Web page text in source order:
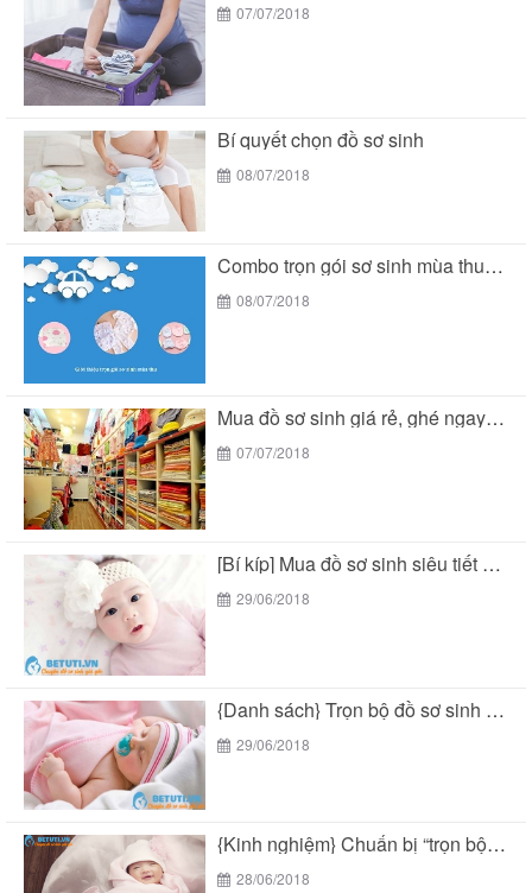
07/07/2018
Bí quyết chọn đồ sơ sinh
08/07/2018
Combo trọn gói sơ sinh mùa thu siêu tiết...
08/07/2018
Mua đồ sơ sinh giá rẻ, ghé ngay Bé...
07/07/2018
[Bí kíp] Mua đồ sơ sinh siêu tiết kiệm...
29/06/2018
{Danh sách} Trọn bộ đồ sơ sinh mùa hè...
29/06/2018
{Kinh nghiệm} Chuẩn bị “trọn bộ đồ sơ sinh...
28/06/2018